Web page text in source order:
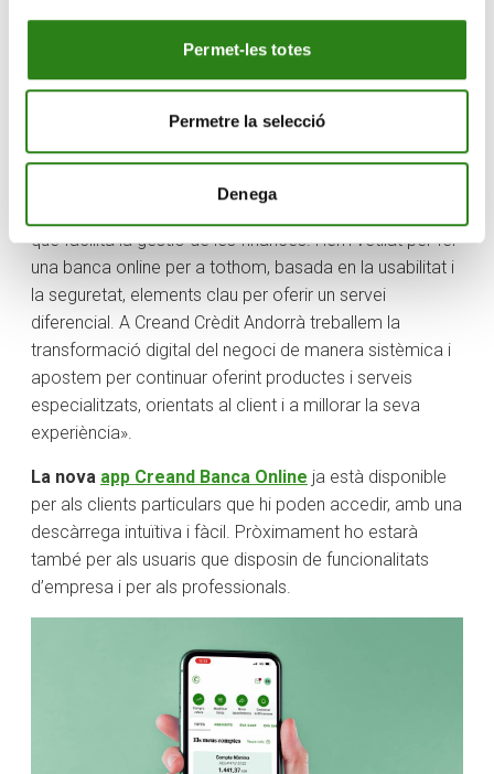
Permet-les totes
Permetre la selecció
Denega
fàcil accés , i amb unfuncionament
completament intuïtiu.
Sandra Sancho, responsable de Banca Online i Nous
Canals de Creand Crèdit Andorrà ha explicat que «Com
a banca pionera en serveis digitals hem posat al
que facilita la gestió de les finances. Hem vetllat per fer
una banca online per a tothom, basada en la usabilitat i
la seguretat, elements clau per oferir un servei
diferencial. A Creand Crèdit Andorrà treballem la
transformació digital del negoci de manera sistèmica i
apostem per continuar oferint productes i serveis
especialitzats, orientats al client i a millorar la seva
experiència».
La nova app Creand Banca Online ja està disponible
per als clients particulars que hi poden accedir, amb una
descàrrega intuïtiva i fàcil. Pròximament ho estarà
també per als usuaris que disposin de funcionalitats
d’empresa i per als professionals.